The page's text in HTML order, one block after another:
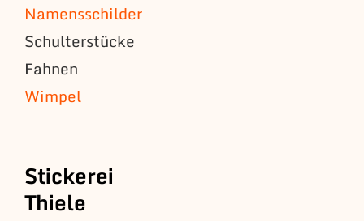
Namensschilder
Schulterstücke
Fahnen
Wimpel
Stickerei
Thiele